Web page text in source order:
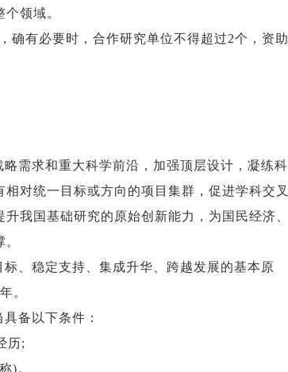
领域。
确有必要时，合作研究单位不得超过2个，资助
需求和重大科学前沿，加强顶层设计，凝练科
对统一目标或方向的项目集群，促进学科交叉
我国基础研究的原始创新能力，为国民经济、
、稳定支持、集成升华、跨越发展的基本原
。
备以下条件：
历;
)。